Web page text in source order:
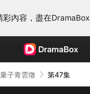
彩內容，盡在DramaBox
棄子青雲徵 第47集